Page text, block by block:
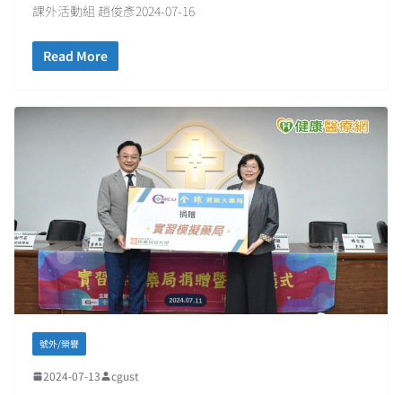
課外活動組 趙俊彥2024-07-16
Read More
號外/榮譽
2024-07-13 cgust